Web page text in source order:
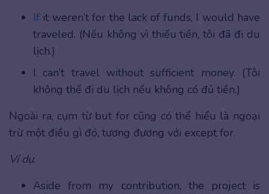
If it weren’t for the lack of funds, I would have
traveled. (Nếu không vì thiếu tiền, tôi đã đi du
lịch.)
I can’t travel without sufficient money. (Tôi
không thể đi du lịch nếu không có đủ tiền.)
Ngoài ra, cụm từ but for cũng có thể hiểu là ngoại
trừ một điều gì đó, tương đương với except for.
Ví dụ:
Aside from my contribution, the project is